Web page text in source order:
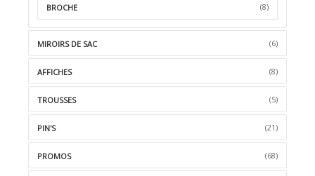
BROCHE (8)
MIROIRS DE SAC (6)
AFFICHES (8)
TROUSSES (5)
PIN'S (21)
PROMOS (68)